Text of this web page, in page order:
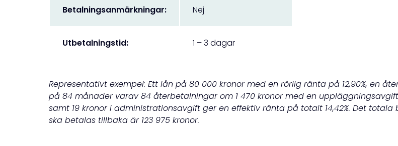
Betalningsanmärkningar: Nej
Utbetalningstid: 1 – 3 dagar
Representativt exempel: Ett lån på 80 000 kronor med en rörlig ränta på 12,90%, en
på 84 månader varav 84 återbetalningar om 1 470 kronor med en
samt 19 kronor i administrationsavgift ger en effektiv ränta på totalt 14,42%. Det totala
ska betalas tillbaka är 123 975 kronor.